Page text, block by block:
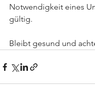
Notwendigkeit eines
gültig.
Bleibt gesund und